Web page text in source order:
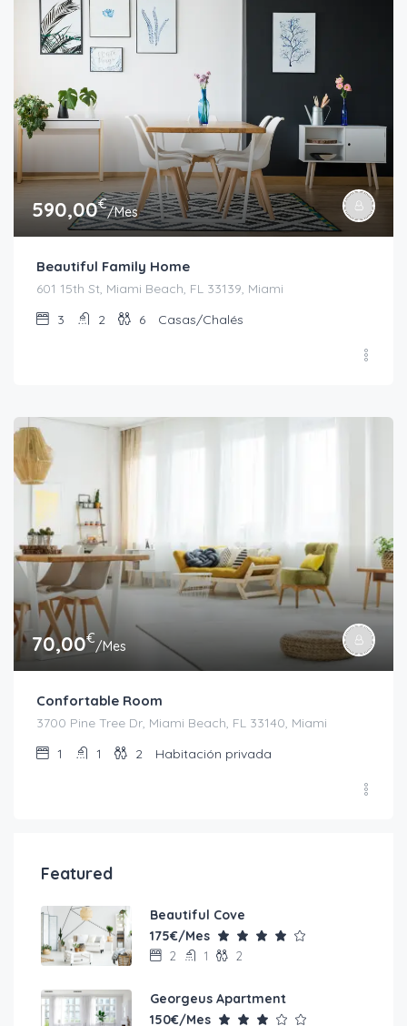
590,00€/Mes
Beautiful Family Home
601 15th St, Miami Beach, FL 33139, Miami
3
2 6 Casas/Chalés
70,00€/Mes
Confortable Room
3700 Pine Tree Dr, Miami Beach, FL 33140, Miami
1
1 2 Habitación privada
Featured
Beautiful Cove
175€/Mes
2 1 2
Georgeus Apartment
150€/Mes